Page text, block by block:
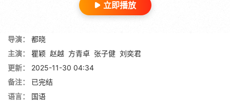
立即播放
导演：
都晓
主演：
瞿颖 赵越 方青卓 张子健 刘奕君
更新：
2025-11-30 04:34
备注：
已完结
语言：
国语